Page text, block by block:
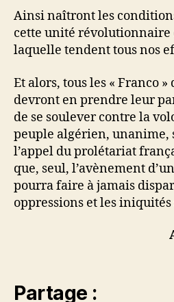
Ainsi naîtront les
cette unité révolutionnaire
laquelle tendent tous nos
Et alors, tous les « Franco »
devront en prendre leur
de se soulever contre la
peuple algérien, unanime,
l’appel du prolétariat
que, seul, l’avènement
pourra faire à jamais
oppressions et les iniquités
Partage :